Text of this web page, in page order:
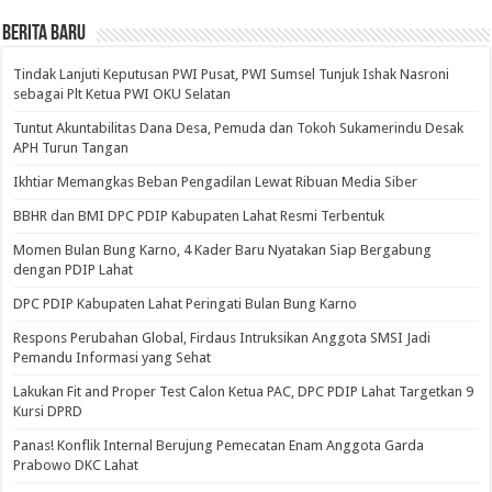
BERITA BARU
Tindak Lanjuti Keputusan PWI Pusat, PWI Sumsel Tunjuk Ishak Nasroni
sebagai Plt Ketua PWI OKU Selatan
Tuntut Akuntabilitas Dana Desa, Pemuda dan Tokoh Sukamerindu Desak
APH Turun Tangan
Ikhtiar Memangkas Beban Pengadilan Lewat Ribuan Media Siber
BBHR dan BMI DPC PDIP Kabupaten Lahat Resmi Terbentuk
Momen Bulan Bung Karno, 4 Kader Baru Nyatakan Siap Bergabung
dengan PDIP Lahat
DPC PDIP Kabupaten Lahat Peringati Bulan Bung Karno
Respons Perubahan Global, Firdaus Intruksikan Anggota SMSI Jadi
Pemandu Informasi yang Sehat
Lakukan Fit and Proper Test Calon Ketua PAC, DPC PDIP Lahat Targetkan 9
Kursi DPRD
Panas! Konflik Internal Berujung Pemecatan Enam Anggota Garda
Prabowo DKC Lahat